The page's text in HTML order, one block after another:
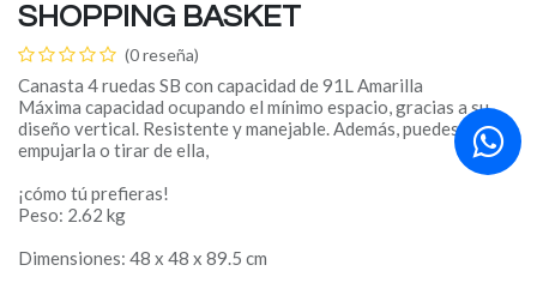
SHOPPING BASKET
(0 reseña)
Canasta 4 ruedas SB con capacidad de 91L Amarilla
Máxima capacidad ocupando el mínimo espacio, gracias a su
diseño vertical. Resistente y manejable. Además, puedes
empujarla o tirar de ella,
¡cómo tú prefieras!
Peso: 2.62 kg
Dimensiones: 48 x 48 x 89.5 cm